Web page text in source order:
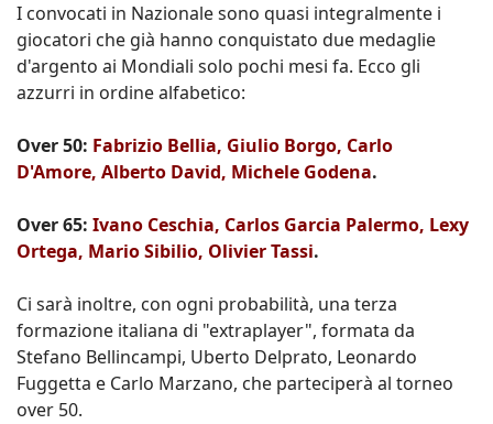
I convocati in Nazionale sono quasi integralmente i
giocatori che già hanno conquistato due medaglie
d'argento ai Mondiali solo pochi mesi fa. Ecco gli
azzurri in ordine alfabetico:
Over 50: Fabrizio Bellia, Giulio Borgo, Carlo
D'Amore, Alberto David, Michele Godena.
Over 65: Ivano Ceschia, Carlos Garcia Palermo, Lexy
Ortega, Mario Sibilio, Olivier Tassi.
Ci sarà inoltre, con ogni probabilità, una terza
formazione italiana di "extraplayer", formata da
Stefano Bellincampi, Uberto Delprato, Leonardo
Fuggetta e Carlo Marzano, che parteciperà al torneo
over 50.